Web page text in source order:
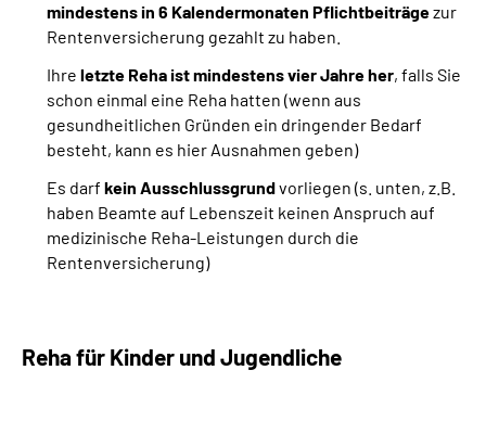
mindestens in 6 Kalendermonaten Pflichtbeiträgezur
Rentenversicherung gezahlt zu haben.
Ihre letzte Reha ist mindestens vier Jahre her, falls Sie
schon einmal eine Reha hatten (wenn aus
gesundheitlichen Gründen ein dringender Bedarf
besteht, kann es hier Ausnahmen geben)
Es darf kein Ausschlussgrundvorliegen (s. unten, z.B.
haben Beamte auf Lebenszeit keinen Anspruch auf
medizinische Reha-Leistungen durch die
Rentenversicherung)
Reha für Kinder und Jugendliche